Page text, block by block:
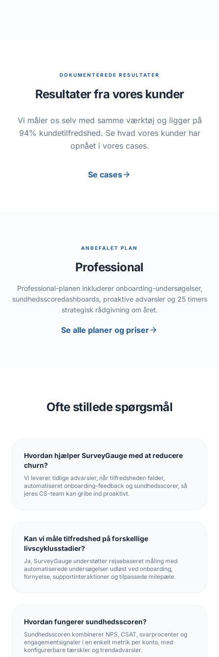
DOKUMENTEREDE RESULTATER
Resultater fra vores kunder
Vi måler os selv med samme værktøj og ligger på
94% kundetilfredshed. Se hvad vores kunder har
opnået i vores cases.
Se casesarrow_forward
ANBEFALET PLAN
Professional
Professional-planen inkluderer onboarding-undersøgelser,
sundhedsscoredashboards, proaktive advarsler og 25 timers
strategisk rådgivning om året.
Se alle planer og priserarrow_forward
Ofte stillede spørgsmål
Hvordan hjælper SurveyGauge med at reducere
churn?
Vi leverer tidlige advarsler, når tilfredsheden falder,
automatiseret onboarding-feedback og sundhedsscorer, så
jeres CS-team kan gribe ind proaktivt.
Kan vi måle tilfredshed på forskellige
livscyklusstadier?
Ja, SurveyGauge understøtter rejsebaseret måling med
automatiserede undersøgelser udløst ved onboarding,
fornyelse, supportinteraktioner og tilpassede milepæle.
Hvordan fungerer sundhedsscoren?
Sundhedsscoren kombinerer NPS, CSAT, svarprocenter og
engagementsignaler i en enkelt metrik per konto, med
konfigurerbare tærskler og trendadvarsler.